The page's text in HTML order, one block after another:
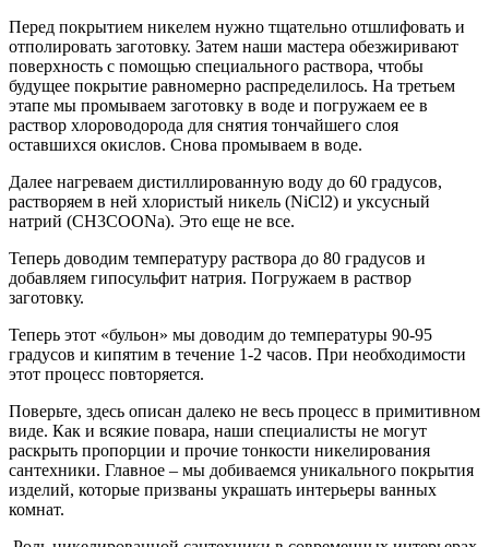
Перед покрытием никелем нужно тщательно отшлифовать и
отполировать заготовку. Затем наши мастера обезжиривают
поверхность с помощью специального раствора, чтобы
будущее покрытие равномерно распределилось. На третьем
этапе мы промываем заготовку в воде и погружаем ее в
раствор хлороводорода для снятия тончайшего слоя
оставшихся окислов. Снова промываем в воде.
Далее нагреваем дистиллированную воду до 60 градусов,
растворяем в ней хлористый никель (NiCl2) и уксусный
натрий (CH3COONa). Это еще не все.
Теперь доводим температуру раствора до 80 градусов и
добавляем гипосульфит натрия. Погружаем в раствор
заготовку.
Теперь этот «бульон» мы доводим до температуры 90-95
градусов и кипятим в течение 1-2 часов. При необходимости
этот процесс повторяется.
Поверьте, здесь описан далеко не весь процесс в примитивном
виде. Как и всякие повара, наши специалисты не могут
раскрыть пропорции и прочие тонкости никелирования
сантехники. Главное – мы добиваемся уникального покрытия
изделий, которые призваны украшать интерьеры ванных
комнат.